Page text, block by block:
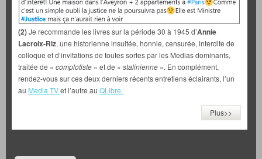
(2)Je recommande les livres sur la période 30 à 1945 d’Annie
Lacroix-Riz, une historienne insultée, honnie, censurée, interdite de
colloque et d’invitations de toutes sortes par les Medias dominants,
traitée de « complotiste » et de « stalinienne ». En complément,
rendez-vous sur ces deux derniers récents entretiens éclairants, l’un
au Media TVet l’autre au QLibre.
Plus>>